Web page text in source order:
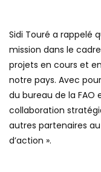
Sidi Touré a rappelé
mission dans le
projets en cours et
notre pays. Avec
du bureau de la FAO
collaboration
autres partenaires
d’action ».